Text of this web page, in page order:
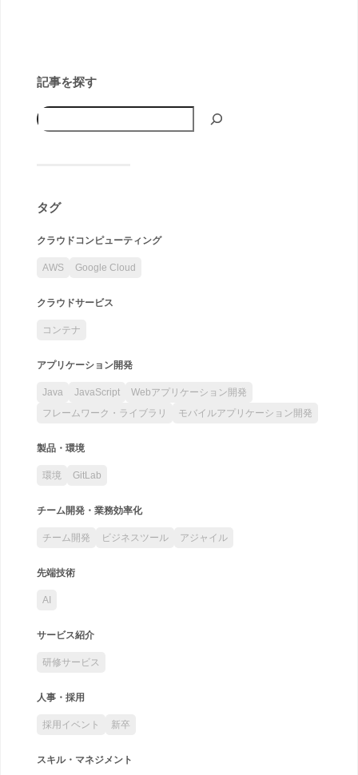
記事を探す
タグ
クラウドコンピューティング
AWS Google Cloud
クラウドサービス
コンテナ
アプリケーション開発
Java JavaScript
Webアプリケーション開発
フレームワーク・ライブラリ
モバイルアプリケーション開発
製品・環境
環境 GitLab
チーム開発・業務効率化
チーム開発 ビジネスツール アジャイル
先端技術
AI
サービス紹介
研修サービス
人事・採用
採用イベント 新卒
スキル・マネジメント